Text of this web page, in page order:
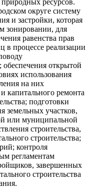
округе систему
и застройки, которая
зонировании, для
равенства прав
в процессе реализации
обеспечения открытой
использования
на них
капитального ремонта
подготовки
земельных участков,
или муниципальной
строительства,
строительства;
контроля
регламентам
завершенных
строительства